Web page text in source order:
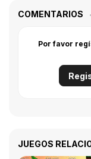
COMENTARIOS
Por favor
JUEGOS